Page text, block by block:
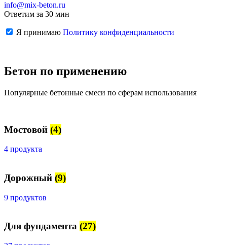
info@mix-beton.ru
Ответим за 30 мин
Я принимаю Политику конфиденциальности
Бетон по применению
Популярные бетонные смеси по сферам использования
Мостовой (4)
4 продукта
Дорожный (9)
9 продуктов
Для фундамента (27)